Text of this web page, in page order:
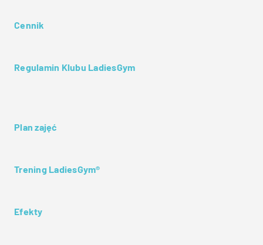
Cennik
Regulamin Klubu LadiesGym
Plan zajęć
Trening LadiesGym®
Efekty